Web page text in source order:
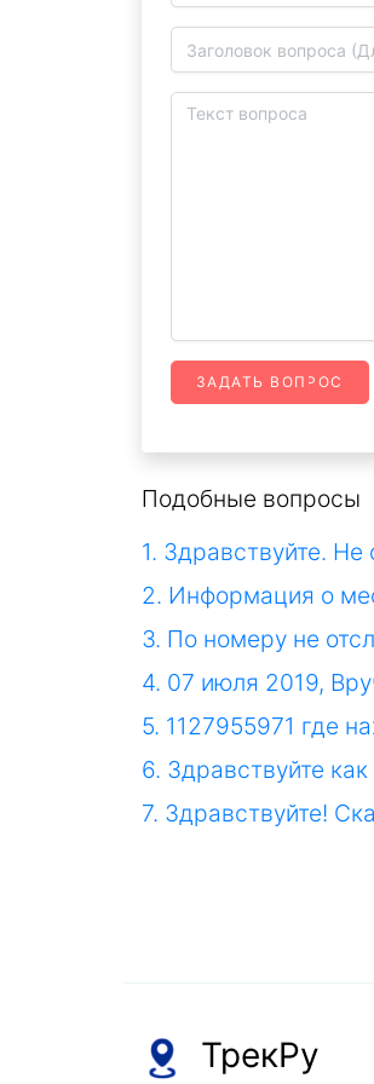
ЗАДАТЬ ВОПРОС
Подобные вопросы
1. Здравствуйте.
2. Информация о
3. По номеру не
4. 07 июля 2019,
5. 1127955971 где
6. Здравствуйте
7. Здравствуйте!
ТрекРу